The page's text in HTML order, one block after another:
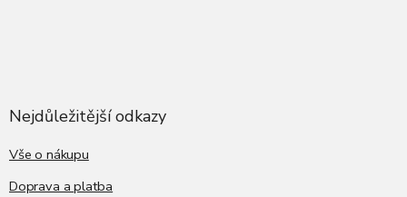
Nejdůležitější odkazy
Vše o nákupu
Doprava a platba